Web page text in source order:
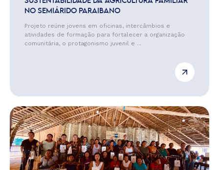
NO SEMIÁRIDO PARAIBANO
Projeto reúne jovens em oficinas, intercâmbios e
atividades de formação para fortalecer a organização
comunitária, o protagonismo juvenil e ...